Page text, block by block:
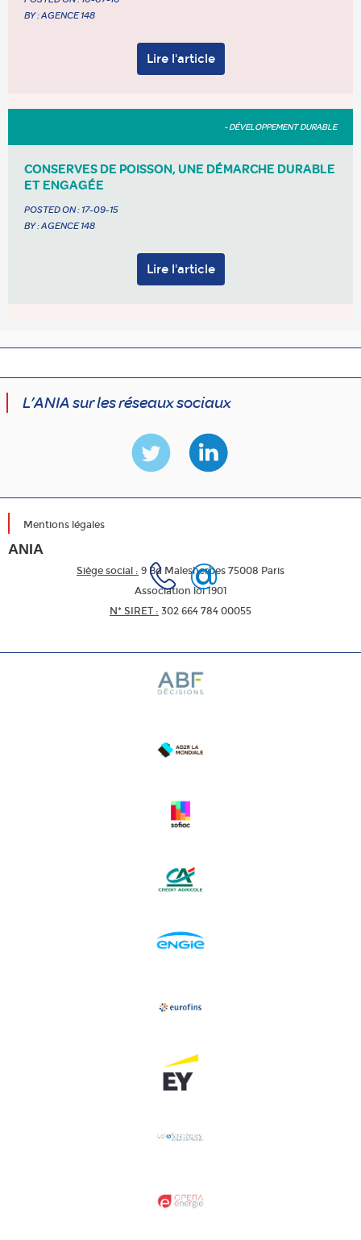
BY : AGENCE 148
Lire l'article
- DÉVELOPPEMENT DURABLE
CONSERVES DE POISSON, UNE DÉMARCHE DURABLE
ET ENGAGÉE
POSTED ON : 17-09-15
BY : AGENCE 148
Lire l'article
L’ANIA sur les réseaux sociaux
Mentions légales
ANIA
Siège social : 9 Bd Malesherbes 75008 Paris
Association loi 1901
N* SIRET : 302 664 784 00055